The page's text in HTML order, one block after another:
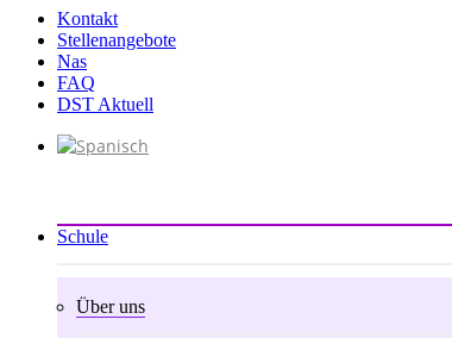
springenKontakt
Stellenangebote
Nas
FAQ
DST Aktuell
Schule
Über uns